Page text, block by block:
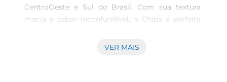
CentroOeste e Sul do Brasil. Com sua textura
macia e sabor inconfundível, a Chipa é perfeita
no café da manhã, como lanche da tarde ou até
VER MAIS